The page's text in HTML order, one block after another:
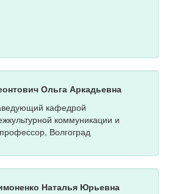
Ольга Аркадьевна
кафедрой
коммуникации и
Волгоград
Наталья Юрьевна